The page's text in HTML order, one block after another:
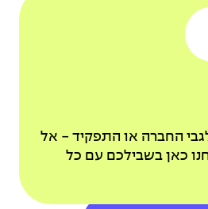
החברה או התפקיד - אל
כאן בשבילכם עם כל